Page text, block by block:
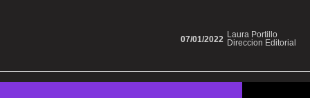
Laura Portillo
Direccion Editorial
07/01/2022